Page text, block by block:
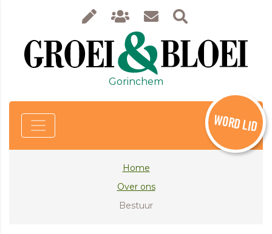
Gorinchem
WORD LID
Home
Over ons
Bestuur